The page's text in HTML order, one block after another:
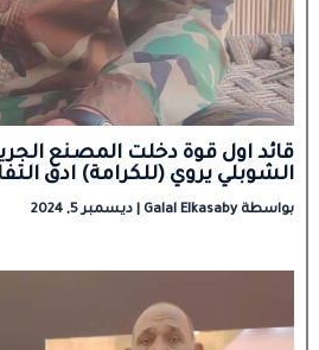
قائد اول قوة دخلت المصنع
الشوبلي يروي (للكرامة) ادق
بواسطة Galal Elkasaby ديسمبر 5, 2024